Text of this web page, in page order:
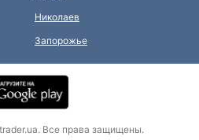
Николаев
Запорожье
Все права защищены.